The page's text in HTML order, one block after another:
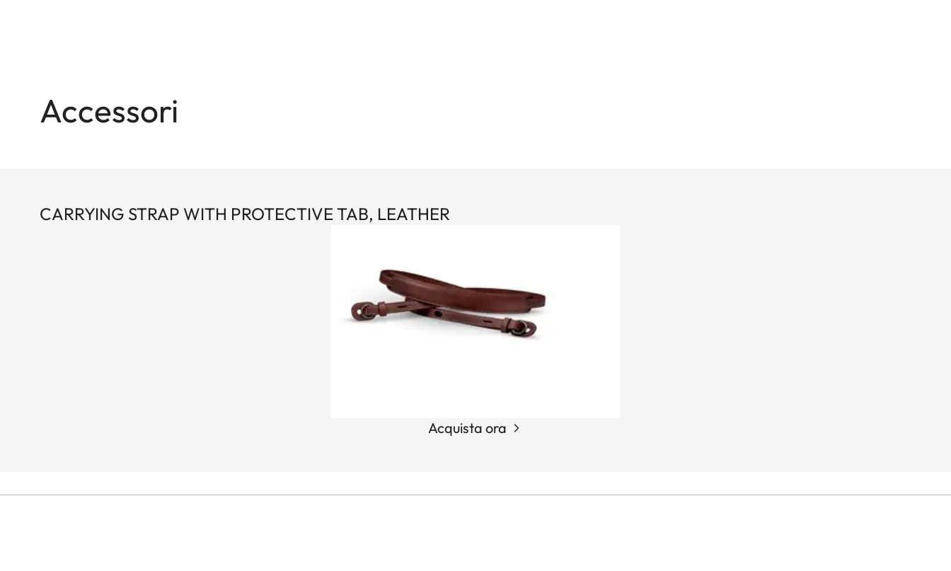
Accessori
CARRYING STRAP WITH PROTECTIVE TAB, LEATHER
Acquista ora